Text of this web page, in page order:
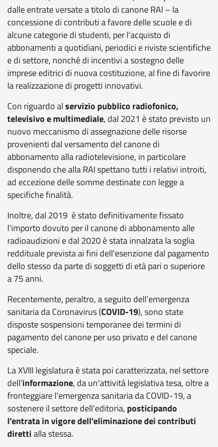
dalle entrate versate a titolo di canone RAI – la
concessione di contributi a favore delle scuole e di
alcune categorie di studenti, per l'acquisto di
abbonamenti a quotidiani, periodici e riviste scientifiche
e di settore, nonché di incentivi a sostegno delle
imprese editrici di nuova costituzione, al fine di favorire
la realizzazione di progetti innovativi.
Con riguardo alservizio pubblico radiofonico,
televisivo e multimediale, dal 2021 è stato previsto un
nuovo meccanismo di assegnazione delle risorse
provenienti dal versamento del canone di
abbonamento alla radiotelevisione, in particolare
disponendo che alla RAI spettano tutti i relativi introiti,
ad eccezione delle somme destinate con legge a
specifiche finalità.
Inoltre, dal 2019 è stato definitivamente fissato
l'importo dovuto per il canone di abbonamento alle
radioaudizioni e dal 2020 è stata innalzata la soglia
reddituale prevista ai fini dell'esenzione dal pagamento
dello stesso da parte di soggetti di età pari o superiore
a 75 anni.
Recentemente, peraltro, a seguito dell'emergenza
sanitaria da Coronavirus (COVID-19), sono state
disposte sospensioni temporanee dei termini di
pagamento del canone per uso privato e del canone
speciale.
La XVIII legislatura è stata poi caratterizzata, nel settore
dell'informazione, da un'attività legislativa tesa, oltre a
fronteggiare l'emergenza sanitaria da COVID-19, a
sostenere il settore dell'editoria, posticipando
l'entrata in vigore dell'eliminazione dei contributi
direttialla stessa.